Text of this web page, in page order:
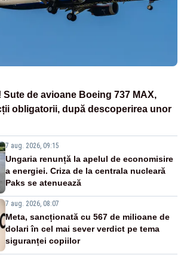
de avioane Boeing 737 MAX,
obligatorii, după descoperirea unor
7 aug. 2026, 09:15
Ungaria renunță la apelul de economisire
a energiei. Criza de la centrala nucleară
Paks se atenuează
7 aug. 2026, 08:07
Meta, sancționată cu 567 de milioane de
dolari în cel mai sever verdict pe tema
siguranței copiilor